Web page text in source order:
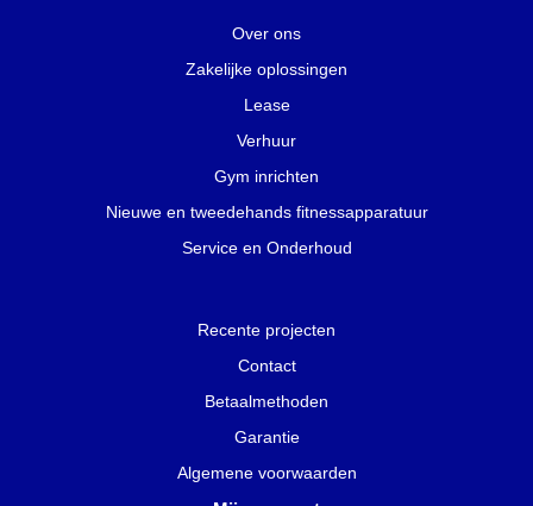
Over ons
Zakelijke oplossingen
Lease
Verhuur
Gym inrichten
Nieuwe en tweedehands fitnessapparatuur
Service en Onderhoud
Recente projecten
Contact
Betaalmethoden
Garantie
Algemene voorwaarden